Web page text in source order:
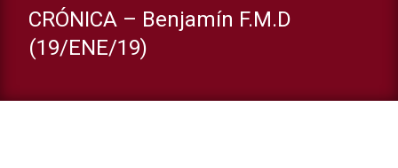
CRÓNICA – Benjamín F.M.D
(19/ENE/19)